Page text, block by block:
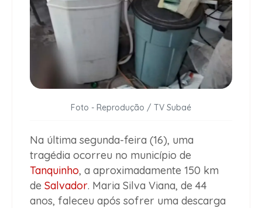
Foto - Reprodução / TV Subaé
Na última segunda-feira (16), uma
tragédia ocorreu no município de
Tanquinho, a aproximadamente 150 km
de Salvador. Maria Silva Viana, de 44
anos, faleceu após sofrer uma descarga